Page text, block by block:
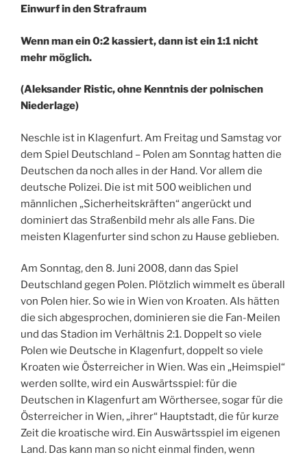
Einwurf in den Strafraum
Wenn man ein 0:2 kassiert, dann ist ein 1:1 nicht
mehr möglich.
(Aleksander Ristic, ohne Kenntnis der polnischen
Niederlage)
Neschle ist in Klagenfurt. Am Freitag und Samstag vor
dem Spiel Deutschland – Polen am Sonntag hatten die
Deutschen da noch alles in der Hand. Vor allem die
deutsche Polizei. Die ist mit 500 weiblichen und
männlichen „Sicherheitskräften“ angerückt und
dominiert das Straßenbild mehr als alle Fans. Die
meisten Klagenfurter sind schon zu Hause geblieben.
Am Sonntag, den 8. Juni 2008, dann das Spiel
Deutschland gegen Polen. Plötzlich wimmelt es überall
von Polen hier. So wie in Wien von Kroaten. Als hätten
die sich abgesprochen, dominieren sie die Fan-Meilen
und das Stadion im Verhältnis 2:1. Doppelt so viele
Polen wie Deutsche in Klagenfurt, doppelt so viele
Kroaten wie Österreicher in Wien. Was ein „Heimspiel“
werden sollte, wird ein Auswärtsspiel: für die
Deutschen in Klagenfurt am Wörthersee, sogar für die
Österreicher in Wien, „ihrer“ Hauptstadt, die für kurze
Zeit die kroatische wird. Ein Auswärtsspiel im eigenen
Land. Das kann man so nicht einmal finden, wenn